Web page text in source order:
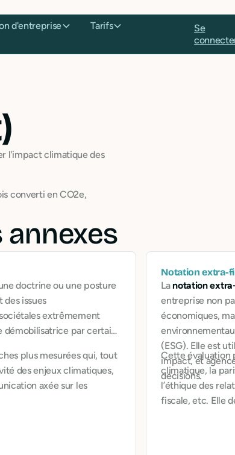
d'entreprise
Tarifs
Se
l'impact climatique des
converti en CO2e,
annexes
doctrine ou une posture
issues
extrêmement
démobilisatrice par certains
plus mesurées qui, tout
des enjeux climatiques,
axée sur les
Notation extra-
Lanotation
entreprise non
économiques,
(ESG). Elle est
impact, et
décisions.
Cette évaluation
climatique, la
l’éthique des
fiscale, etc. Elle